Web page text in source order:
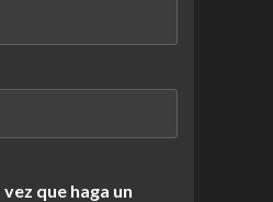
que haga un